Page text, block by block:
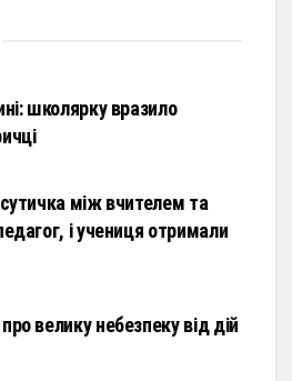
школярку вразило
між вчителем та
і учениця отримали
велику небезпеку від дій